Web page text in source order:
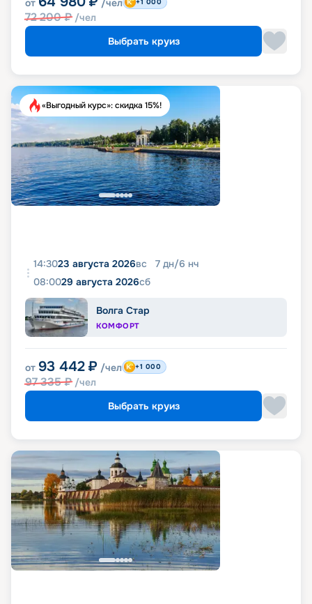
от /чел
72 200₽ /чел
Выбрать круиз
«Выгодный курс»: скидка 15%!
14:3023 августа 2026вс 7 дн/6 нч
08:0029 августа 2026сб
Волга Стар
КОМФОРТ
от 93 442 ₽ /чел
97 335₽ /чел
+1 000
Выбрать круиз